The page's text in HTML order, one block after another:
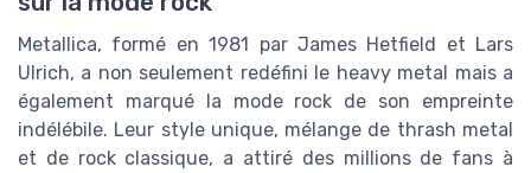
Metallica, formé en 1981 par James Hetfield et Lars
Ulrich, a non seulement redéfini le heavy metal mais a
également marqué la mode rock de son empreinte
indélébile. Leur style unique, mélange de thrash metal
et de rock classique, a attiré des millions de fans à